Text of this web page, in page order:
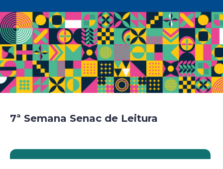
7ª Semana Senac de Leitura